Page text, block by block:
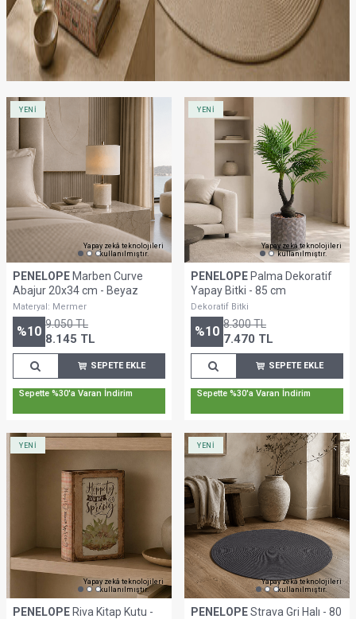
Yapay zekâ teknolojileri
kullanılmıştır.
YENİ
PENELOPE Marben Curve
Abajur 20x34 cm - Beyaz
Materyal: Mermer
%10 9.050TL
8.145 TL
SEPETE EKLE
Sepette %30'a Varan İndirim
Yapay zekâ teknolojileri
kullanılmıştır.
YENİ
PENELOPE Palma Dekoratif
Yapay Bitki - 85 cm
Dekoratif Bitki
%10 8.300TL
7.470 TL
SEPETE EKLE
Sepette %30'a Varan İndirim
Yapay zekâ teknolojileri
kullanılmıştır.
YENİ
PENELOPE Riva Kitap Kutu -
Yapay zekâ teknolojileri
kullanılmıştır.
YENİ
PENELOPEStrava Gri Halı - 80